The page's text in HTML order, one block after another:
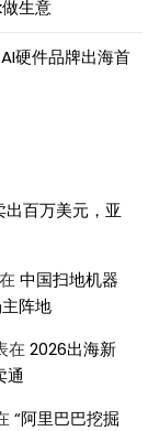
生意
硬件品牌出海首
出百万美元，亚
中国扫地机器
阵地
在 2026出海新
通
“阿里巴巴挖掘